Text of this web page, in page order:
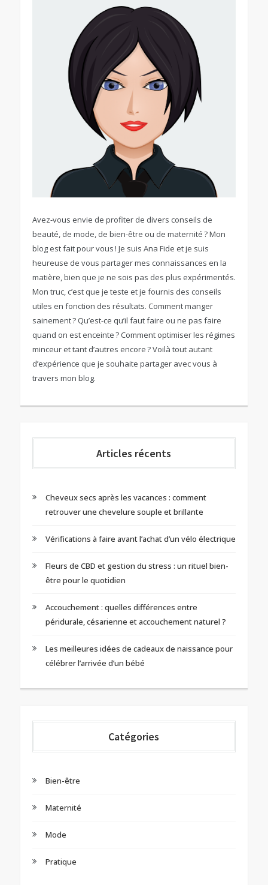
Avez-vous envie de profiter de divers conseils de
beauté, de mode, de bien-être ou de maternité ? Mon
blog est fait pour vous ! Je suis Ana Fide et je suis
heureuse de vous partager mes connaissances en la
matière, bien que je ne sois pas des plus expérimentés.
Mon truc, c’est que je teste et je fournis des conseils
utiles en fonction des résultats. Comment manger
sainement ? Qu’est-ce qu’il faut faire ou ne pas faire
quand on est enceinte ? Comment optimiser les régimes
minceur et tant d’autres encore ? Voilà tout autant
d’expérience que je souhaite partager avec vous à
travers mon blog.
Articles récents
Cheveux secs après les vacances : comment
retrouver une chevelure souple et brillante
Vérifications à faire avant l’achat d’un vélo électrique
Fleurs de CBD et gestion du stress : un rituel bien-
être pour le quotidien
Accouchement : quelles différences entre
péridurale, césarienne et accouchement naturel ?
Les meilleures idées de cadeaux de naissance pour
célébrer l’arrivée d’un bébé
Catégories
Bien-être
Maternité
Mode
Pratique